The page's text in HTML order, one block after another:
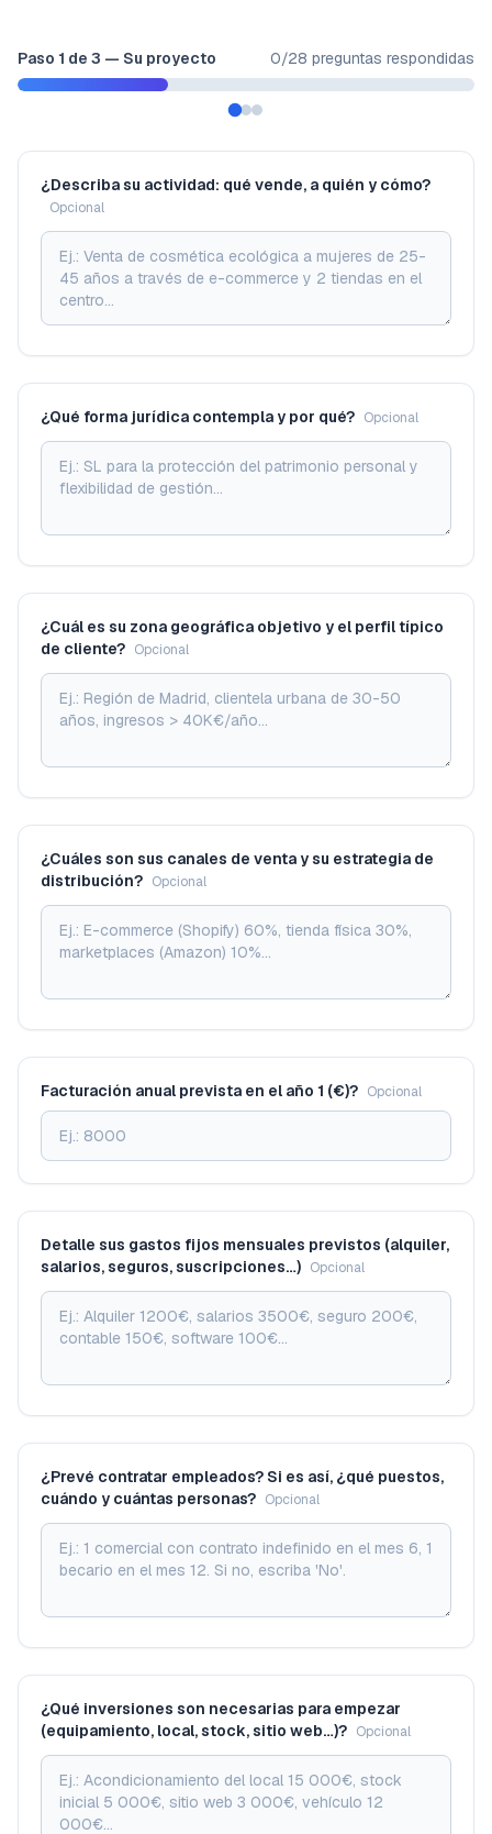
Paso 1 de 3 — Su proyecto 0/28 preguntas respondidas
¿Describa su actividad: qué vende, a quién y cómo?
Opcional
¿Qué forma jurídica contempla y por qué? Opcional
¿Cuál es su zona geográfica objetivo y el perfil típico
de cliente? Opcional
¿Cuáles son sus canales de venta y su estrategia de
distribución? Opcional
Facturación anual prevista en el año 1 (€)? Opcional
Detalle sus gastos fijos mensuales previstos (alquiler,
salarios, seguros, suscripciones…) Opcional
¿Prevé contratar empleados? Si es así, ¿qué puestos,
cuándo y cuántas personas? Opcional
¿Qué inversiones son necesarias para empezar
(equipamiento, local, stock, sitio web…)? Opcional